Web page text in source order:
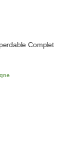
Complet